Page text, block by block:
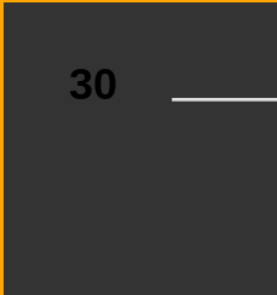
30